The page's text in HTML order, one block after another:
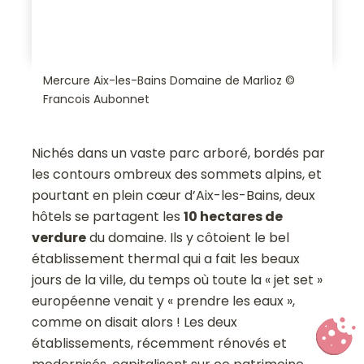
Mercure Aix-les-Bains Domaine de Marlioz ©
Francois Aubonnet
Nichés dans un vaste parc arboré, bordés par
les contours ombreux des sommets alpins, et
pourtant en plein cœur d’Aix-les-Bains, deux
hôtels se partagent les10 hectares de
verduredu domaine. Ils y côtoient le bel
établissement thermal qui a fait les beaux
jours de la ville, du temps où toute la « jet set »
européenne venait y « prendre les eaux »,
comme on disait alors ! Les deux
établissements, récemment rénovés et